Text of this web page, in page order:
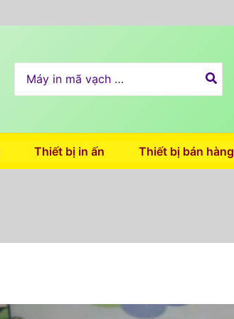
for:
Thiết bị in ấn Thiết bị bán hàng